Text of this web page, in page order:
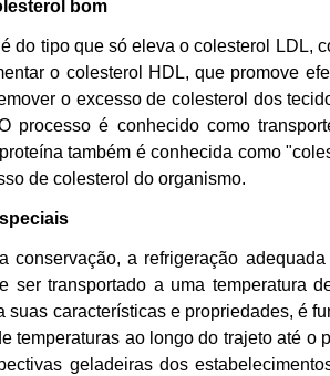
bom
do tipo que só eleva o colesterol LDL,
o colesterol HDL, que promove
o excesso de colesterol dos
processo é conhecido como
também é conhecida como
de colesterol do organismo.
conservação, a refrigeração
ser transportado a uma temperatura
suas características e propriedades, é
temperaturas ao longo do trajeto até o
geladeiras dos